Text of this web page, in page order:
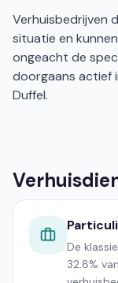
Verhuisbedrijven
situatie en
ongeacht de
doorgaans actief
Duffel.
De
32.8%